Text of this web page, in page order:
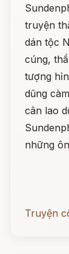
truyện
dán tộc
cúng,
tượng
dũng
cân lao
những
Truyện